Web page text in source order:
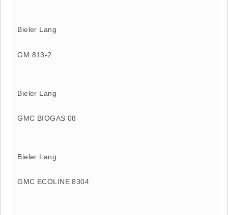
Bieler Lang
GM 813-2
Bieler Lang
GMC BIOGAS 08
Bieler Lang
GMC ECOLINE 8304